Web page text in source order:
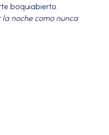
boquiabierto.
noche como nunca